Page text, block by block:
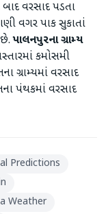
વરસાદ પડતા
વગર પાક સુકાતાં
છે.પાલનપુરના ગ્રામ્ય
કમોસમી
ગ્રામ્યમાં વરસાદ
પંથકમાં વરસાદ
Predictions
Weather